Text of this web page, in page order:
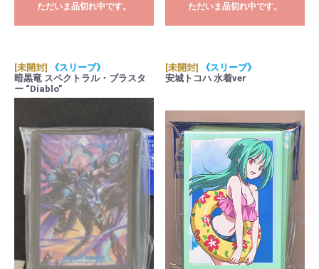
ただいま品切れ中です。 ただいま品切れ中です。
[未開封]
《スリーブ》
暗黒竜 スペクトラル・ブラスタ
ー “Diablo”
[未開封]
《スリーブ》
安城トコハ 水着ver